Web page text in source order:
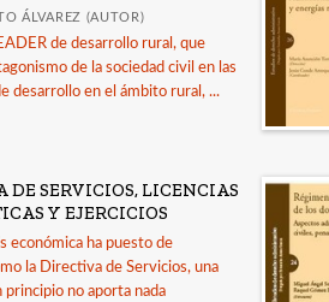
ÁLVAREZ (AUTOR)
de desarrollo rural, que
de la sociedad civil en las
desarrollo en el ámbito rural, ...
DE SERVICIOS, LICENCIAS
Y EJERCICIOS
económica ha puesto de
la Directiva de Servicios, una
principio no aporta nada